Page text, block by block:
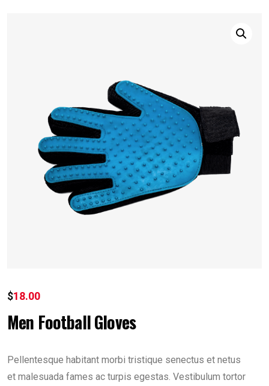
$18.00
Men Football Gloves
Pellentesque habitant morbi tristique senectus et netus
et malesuada fames ac turpis egestas. Vestibulum tortor